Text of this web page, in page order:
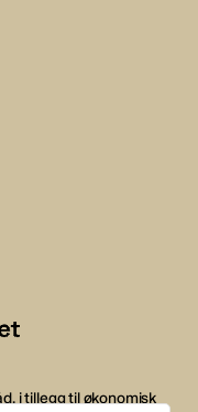
i tillegg til økonomisk